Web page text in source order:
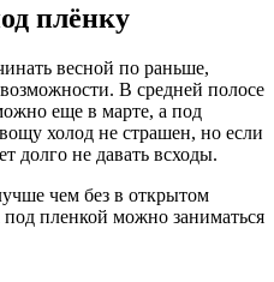
плёнку
весной по раньше,
возможности. В средней полосе
еще в марте, а под
холод не страшен, но если
долго не давать всходы.
чем без в открытом
пленкой можно заниматься